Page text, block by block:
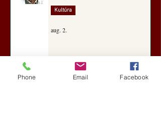
Kultúra
aug. 2.
A Rothschildok és a Pentagon
Phone Email Facebook